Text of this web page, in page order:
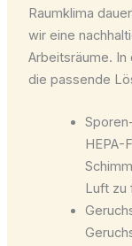
Raumklima
wir eine
Arbeitsräume. In
die passende
HEPA-
Luft zu